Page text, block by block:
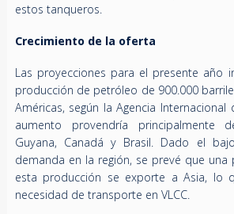
estos tanqueros.
Crecimiento de la oferta
Las proyecciones para el presente año
producción de petróleo de 900.000
Américas, según la Agencia Internacional
aumento provendría principalmente
Guyana, Canadá y Brasil. Dado el
demanda en la región, se prevé que una
esta producción se exporte a Asia, lo
necesidad de transporte en VLCC.